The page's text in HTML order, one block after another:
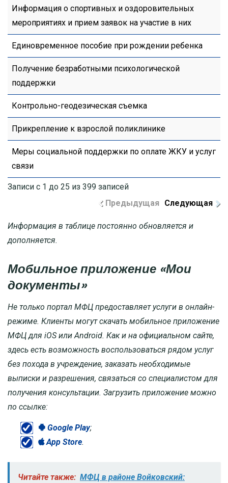
Информация о спортивных и оздоровительных
мероприятиях и прием заявок на участие в них
Единовременное пособие при рождении ребенка
Получение безработными психологической
поддержки
Контрольно-геодезическая съемка
Прикрепление к взрослой поликлинике
Меры социальной поддержки по оплате ЖКУ и услуг
связи
Записи с 1 до 25 из 399 записей
Предыдущая Следующая
Информация в таблице постоянно обновляется и
дополняется.
Мобильное приложение «Мои
документы»
Не только портал МФЦ предоставляет услуги в онлайн-
режиме. Клиенты могут скачать мобильное приложение
МФЦ для iOS или Android. Как и на официальном сайте,
здесь есть возможность воспользоваться рядом услуг
без похода в учреждение, заказать необходимые
выписки и разрешения, связаться со специалистом для
получения консультации. Загрузить приложение можно
по ссылке:
Google Play;
App Store.
Читайте также: МФЦ в районе Войковский: